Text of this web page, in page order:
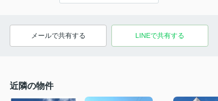
メールで共有する LINEで共有する
近隣の物件